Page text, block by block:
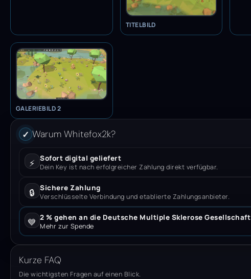
TITELBILD
GALERIEBILD 2
✓ Warum Whitefox2k?
⚡ Sofort digital geliefert
Dein Key ist nach erfolgreicher Zahlung direkt verfügbar.
🔒 Sichere Zahlung
Verschlüsselte Verbindung und etablierte Zahlungsanbieter.
💙 2 % gehen an die Deutsche Multiple Sklerose Gesellschaft
Mehr zur Spende
Kurze FAQ
Die wichtigsten Fragen auf einen Blick.